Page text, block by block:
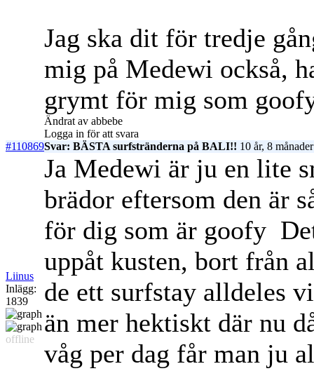
Jag ska dit för tredje
mig på Medewi också,
grymt för mig som
Ändrat av abbebe
Logga in för att svara
#110869Svar: BÄSTA surfstränderna på BALI!! 10 år, 8
Liinus
Inlägg:
1839
offline
Ja Medewi är ju en lite
brädor eftersom den är
för dig som är goofy
uppåt kusten, bort från
de ett surfstay alldeles
än mer hektiskt där nu
våg per dag får man ju